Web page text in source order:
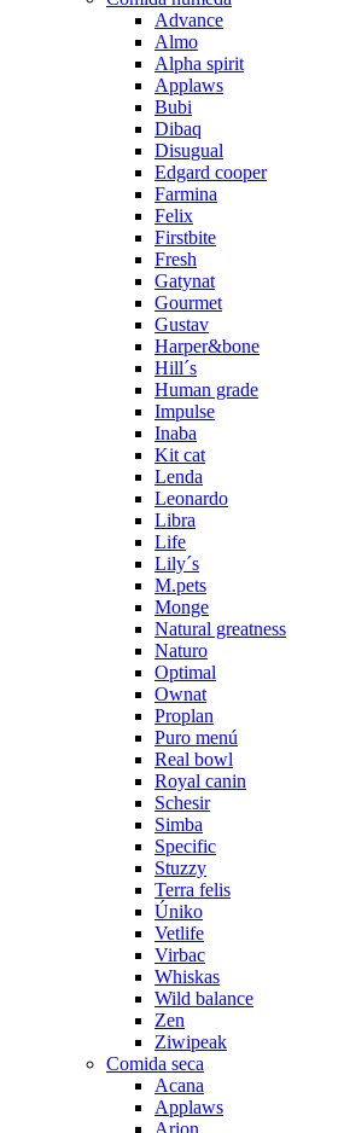
Advance
Almo
Alpha spirit
Applaws
Bubi
Dibaq
Disugual
Edgard cooper
Farmina
Felix
Firstbite
Fresh
Gatynat
Gourmet
Gustav
Harper&bone
Hill´s
Human grade
Impulse
Inaba
Kit cat
Lenda
Leonardo
Libra
Life
Lily´s
M.pets
Monge
Natural greatness
Naturo
Optimal
Ownat
Proplan
Puro menú
Real bowl
Royal canin
Schesir
Simba
Specific
Stuzzy
Terra felis
Úniko
Vetlife
Virbac
Whiskas
Wild balance
Zen
Ziwipeak
Comida seca
Acana
Applaws
Arion